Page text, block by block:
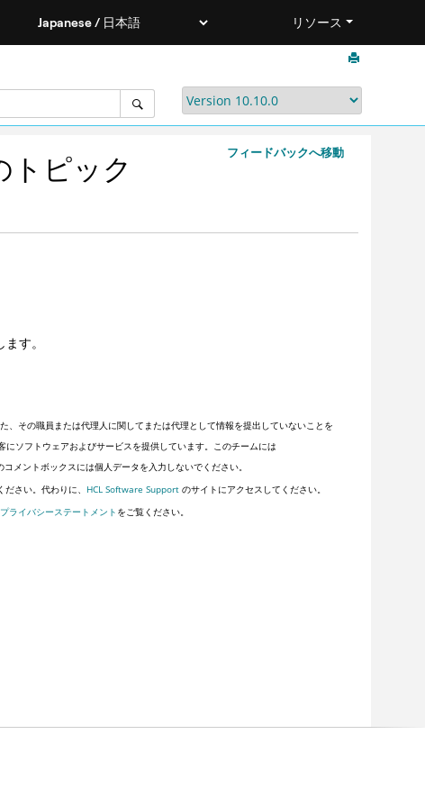
リソース
フィードバックへ移動
トピック
す。
その職員または代理人に関してまたは代理として情報を提出していないことを
ソフトウェアおよびサービスを提供しています。このチームには
メントボックスには個人データを入力しないでください。
さい。代わりに、 HCL Software Support のサイトにアクセスしてください。
プライバシーステートメント をご覧ください。